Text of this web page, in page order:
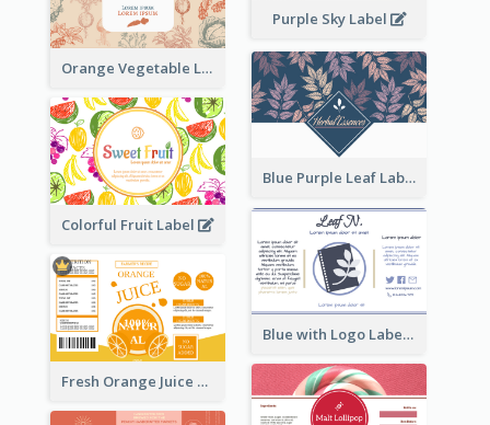
Purple Sky Label
Orange Vegetable Label
Blue Purple Leaf Label
Colorful Fruit Label
Blue with Logo Label
Fresh Orange Juice Label